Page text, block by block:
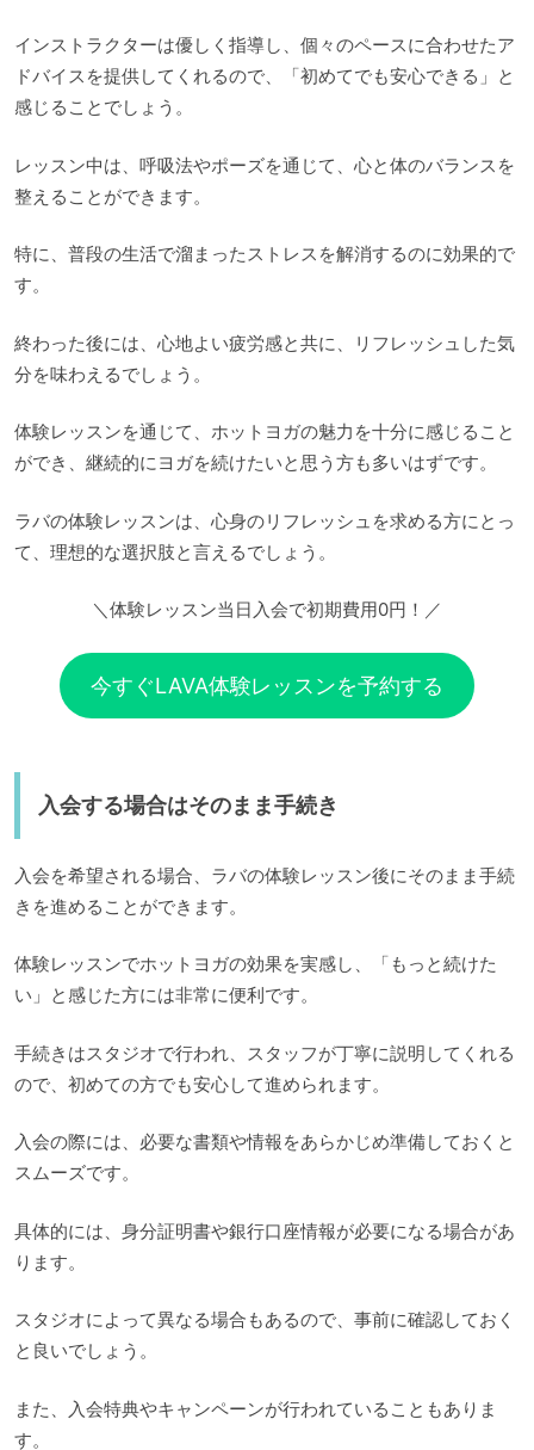
インストラクターは優しく指導し、個々のペースに合わせたア
ドバイスを提供してくれるので、「初めてでも安心できる」と
感じることでしょう。
レッスン中は、呼吸法やポーズを通じて、心と体のバランスを
整えることができます。
特に、普段の生活で溜まったストレスを解消するのに効果的で
す。
終わった後には、心地よい疲労感と共に、リフレッシュした気
分を味わえるでしょう。
体験レッスンを通じて、ホットヨガの魅力を十分に感じること
ができ、継続的にヨガを続けたいと思う方も多いはずです。
ラバの体験レッスンは、心身のリフレッシュを求める方にとっ
て、理想的な選択肢と言えるでしょう。
＼体験レッスン当日入会で初期費用0円！／
今すぐLAVA体験レッスンを予約する
入会する場合はそのまま手続き
入会を希望される場合、ラバの体験レッスン後にそのまま手続
きを進めることができます。
体験レッスンでホットヨガの効果を実感し、「もっと続けた
い」と感じた方には非常に便利です。
手続きはスタジオで行われ、スタッフが丁寧に説明してくれる
ので、初めての方でも安心して進められます。
入会の際には、必要な書類や情報をあらかじめ準備しておくと
スムーズです。
具体的には、身分証明書や銀行口座情報が必要になる場合があ
ります。
スタジオによって異なる場合もあるので、事前に確認しておく
と良いでしょう。
また、入会特典やキャンペーンが行われていることもありま
す。